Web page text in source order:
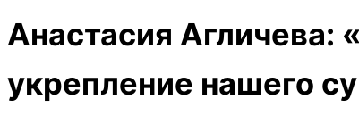
Анастасия Агличева:
укрепление нашего